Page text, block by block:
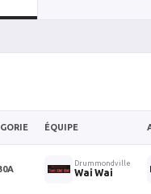
ÉQUIPE
Drummondville
Wai Wai